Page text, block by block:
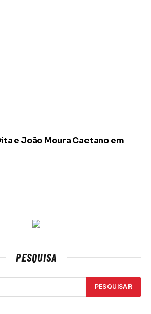
e João Moura Caetano em
PESQUISA